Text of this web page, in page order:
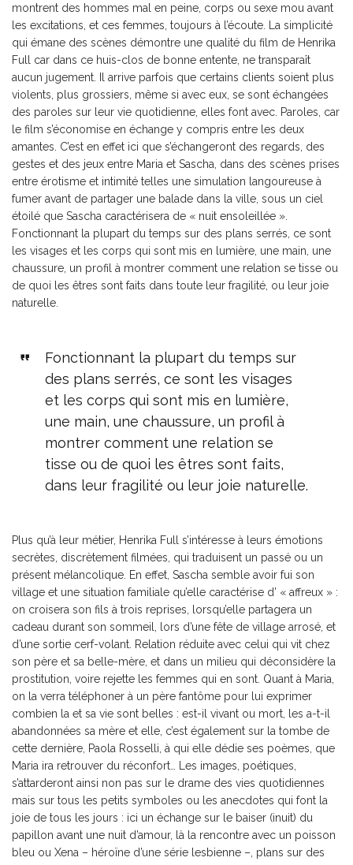
montrent des hommes mal en peine, corps ou sexe mou avant
les excitations, et ces femmes, toujours à l’écoute. La simplicité
qui émane des scènes démontre une qualité du film de Henrika
Full car dans ce huis-clos de bonne entente, ne transparaît
aucun jugement. Il arrive parfois que certains clients soient plus
violents, plus grossiers, même si avec eux, se sont échangées
des paroles sur leur vie quotidienne, elles font avec. Paroles, car
le film s’économise en échange y compris entre les deux
amantes. C’est en effet ici que s’échangeront des regards, des
gestes et des jeux entre Maria et Sascha, dans des scènes prises
entre érotisme et intimité telles une simulation langoureuse à
fumer avant de partager une balade dans la ville, sous un ciel
étoilé que Sascha caractérisera de « nuit ensoleillée ».
Fonctionnant la plupart du temps sur des plans serrés, ce sont
les visages et les corps qui sont mis en lumière, une main, une
chaussure, un profil à montrer comment une relation se tisse ou
de quoi les êtres sont faits dans toute leur fragilité, ou leur joie
naturelle.
Fonctionnant la plupart du temps sur
des plans serrés, ce sont les visages
et les corps qui sont mis en lumière,
une main, une chaussure, un profil à
montrer comment une relation se
tisse ou de quoi les êtres sont faits,
dans leur fragilité ou leur joie naturelle.
Plus qu’à leur métier, Henrika Full s’intéresse à leurs émotions
secrètes, discrètement filmées, qui traduisent un passé ou un
présent mélancolique. En effet, Sascha semble avoir fui son
village et une situation familiale qu’elle caractérise d’ « affreux » :
on croisera son fils à trois reprises, lorsqu’elle partagera un
cadeau durant son sommeil, lors d’une fête de village arrosé, et
d’une sortie cerf-volant. Relation réduite avec celui qui vit chez
son père et sa belle-mère, et dans un milieu qui déconsidère la
prostitution, voire rejette les femmes qui en sont. Quant à Maria,
on la verra téléphoner à un père fantôme pour lui exprimer
combien la et sa vie sont belles : est-il vivant ou mort, les a-t-il
abandonnées sa mère et elle, c’est également sur la tombe de
cette dernière, Paola Rosselli, à qui elle dédie ses poèmes, que
Maria ira retrouver du réconfort… Les images, poétiques,
s’attarderont ainsi non pas sur le drame des vies quotidiennes
mais sur tous les petits symboles ou les anecdotes qui font la
joie de tous les jours : ici un échange sur le baiser (inuit) du
papillon avant une nuit d’amour, là la rencontre avec un poisson
bleu ou Xena – héroïne d’une série lesbienne –, plans sur des